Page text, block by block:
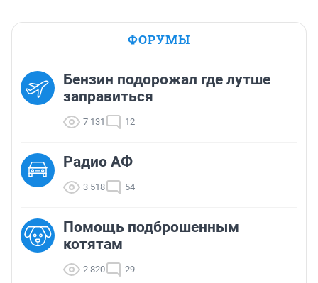
ФОРУМЫ
Бензин подорожал где лутше
заправиться
7 131 12
Радио АФ
3 518 54
Помощь подброшенным
котятам
2 820 29